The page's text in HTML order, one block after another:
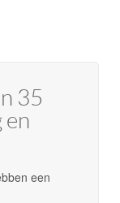
35
en
een